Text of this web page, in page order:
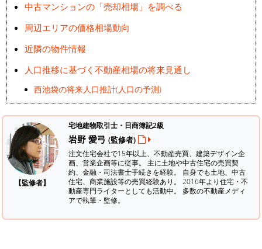
中古マンションの「売却相場」を調べる
周辺エリアの価格相場動向
近隣の物件情報
人口推移に基づく不動産相場の将来見通し
西池袋の将来人口推計(人口の予測)
【監修者】
宅地建物取引士・日商簿記2級
岩野 愛弓 (監修者)
注文住宅会社で15年以上、不動産売買、建築デザイン企
画、営業企画等に従事。 主に土地や中古住宅の売買契
約、金融・司法書士手続きを経験。 自身でも土地、中古
住宅、商業施設等の売買経験あり。 2016年より住宅・不
動産専門ライターとしても活動中。 多数の不動産メディ
アで執筆・監修。